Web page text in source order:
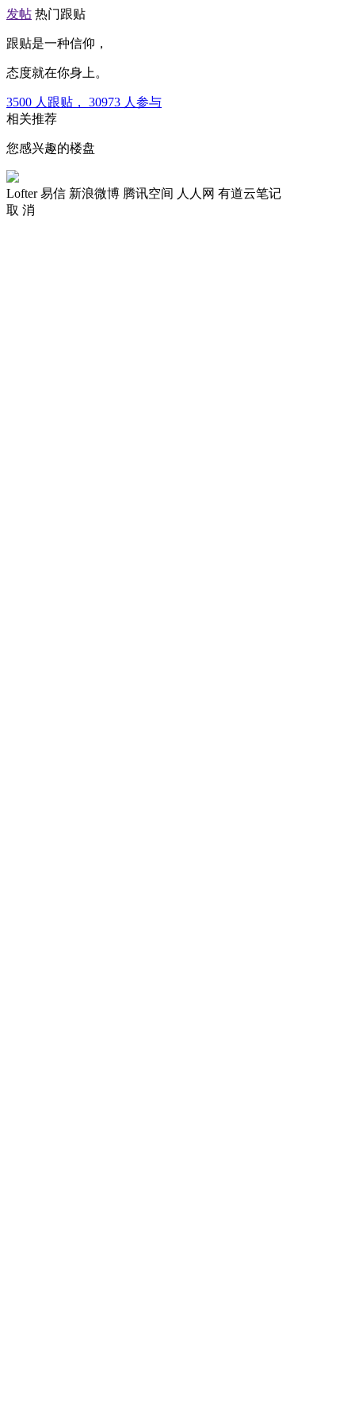
发帖 热门跟贴
跟贴是一种信仰，
态度就在你身上。
3500 人跟贴， 30973 人参与
相关推荐
您感兴趣的楼盘
Lofter 易信 新浪微博 腾讯空间 人人网 有道云笔记
取 消